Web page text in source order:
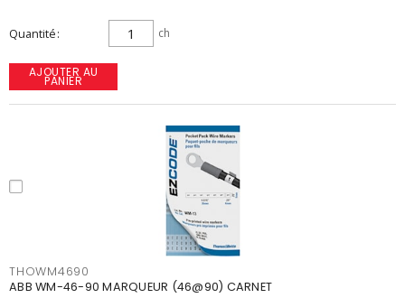
Quantité ch
AJOUTER AU
PANIER
THOWM4690
ABB WM-46-90 MARQUEUR (46@90) CARNET